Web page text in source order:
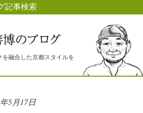
記事検索
融合した京都スタイルを
5月17日